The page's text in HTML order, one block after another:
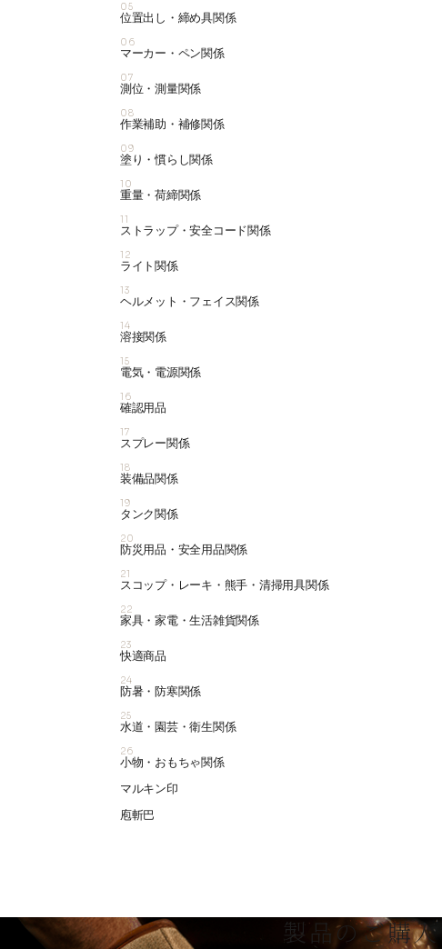
05
位置出し・締め具関係
06
マーカー・ペン関係
07
測位・測量関係
08
作業補助・補修関係
09
塗り・慣らし関係
10
重量・荷締関係
11
ストラップ・安全コード関係
12
ライト関係
13
ヘルメット・フェイス関係
14
溶接関係
15
電気・電源関係
16
確認用品
17
スプレー関係
18
装備品関係
19
タンク関係
20
防災用品・安全用品関係
21
スコップ・レーキ・熊手・清掃用具関係
22
家具・家電・生活雑貨関係
23
快適商品
24
防暑・防寒関係
25
水道・園芸・衛生関係
26
小物・おもちゃ関係
マルキン印
庖斬巴
製品のご購入